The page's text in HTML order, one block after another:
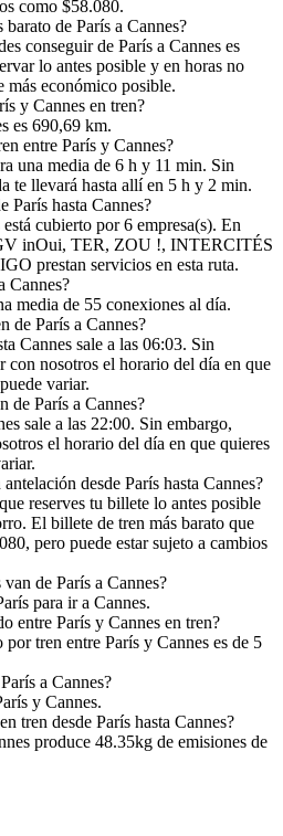
como $58.080.
de París a Cannes?
conseguir de París a Cannes es
lo antes posible y en horas no
más económico posible.
y Cannes en tren?
es 690,69 km.
entre París y Cannes?
una media de 6 h y 11 min. Sin
te llevará hasta allí en 5 h y 2 min.
París hasta Cannes?
cubierto por 6 empresa(s). En
inOui, TER, ZOU !, INTERCITÉS
prestan servicios en esta ruta.
Cannes?
media de 55 conexiones al día.
de París a Cannes?
Cannes sale a las 06:03. Sin
con nosotros el horario del día en que
variar.
de París a Cannes?
sale a las 22:00. Sin embargo,
el horario del día en que quieres
desde París hasta Cannes?
reserves tu billete lo antes posible
El billete de tren más barato que
pero puede estar sujeto a cambios
de París a Cannes?
para ir a Cannes.
entre París y Cannes en tren?
tren entre París y Cannes es de 5
a Cannes?
y Cannes.
tren desde París hasta Cannes?
produce 48.35kg de emisiones de